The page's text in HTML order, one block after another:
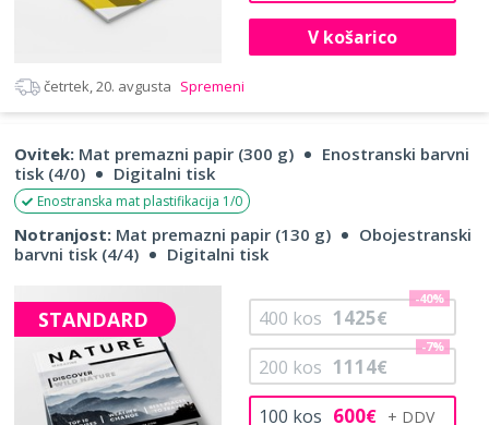
V košarico
četrtek, 20. avgusta Spremeni
Ovitek: Mat premazni papir (300 g)
Enostranski barvni
tisk (4/0)
Digitalni tisk
Enostranska mat plastifikacija 1/0
Notranjost: Mat premazni papir (130 g)
Obojestranski
barvni tisk (4/4)
Digitalni tisk
STANDARD
100 kos 600€
200 kos 1114€
-7%
400 kos 1425€
-40%